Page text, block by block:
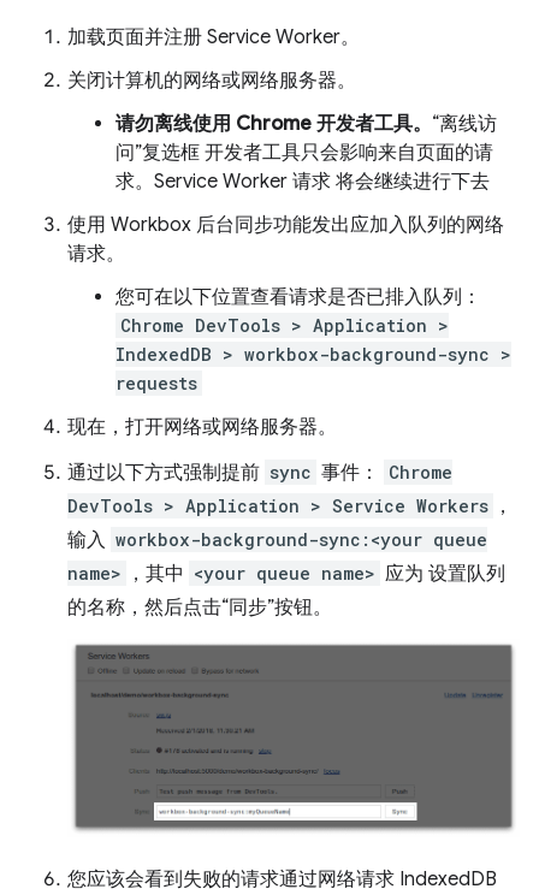
加载页面并注册 Service Worker。
关闭计算机的网络或网络服务器。
请勿离线使用 Chrome 开发者工具。 “离线访
问”复选框 开发者工具只会影响来自页面的请
求。Service Worker 请求 将会继续进行下去
使用 Workbox 后台同步功能发出应加入队列的网络
请求。
您可在以下位置查看请求是否已排入队列：
Chrome DevTools > Application >
IndexedDB > workbox-background-sync >
requests
现在，打开网络或网络服务器。
通过以下方式强制提前 sync 事件：
Chrome
DevTools > Application > Service Workers ，
输入 workbox-background-sync:<your queue
name>
，其中 <your queue name> 应为 设置队列
的名称，然后点击“同步”按钮。
您应该会看到失败的请求通过网络请求 IndexedDB